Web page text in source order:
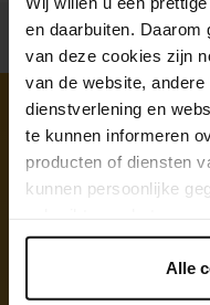
en daarbuiten.
van deze cookies zijn
van de website,
dienstverlening en
te kunnen informeren
producten of diensten
kunnen persoonlijke
onder 'aanpassen' zelf
Lees onze
Alle
Ontdek meer